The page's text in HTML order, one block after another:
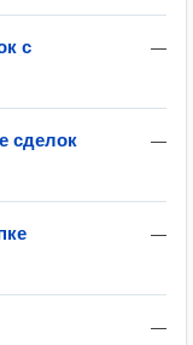
—
с
—
сделок
—
—